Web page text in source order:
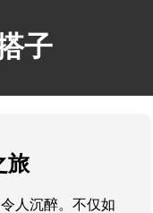
子
旅
人沉醉。不仅如